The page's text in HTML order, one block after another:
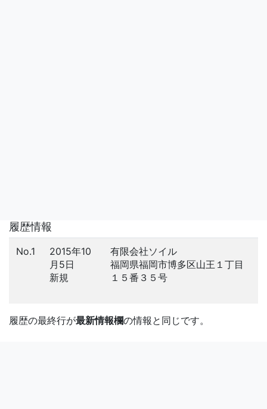
履歴情報
No.1
2015年10
月5日
新規
有限会社ソイル
福岡県福岡市博多区山王１丁目
１５番３５号
履歴の最終行が最新情報欄の情報と同じです。